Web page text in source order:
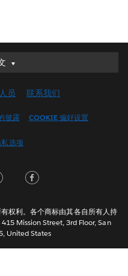
员 联系我们
披露 COOKIE 偏好设置
选项
权利。各个商标由其各自所有人持
Mission Street, 3rd Floor, San
United States